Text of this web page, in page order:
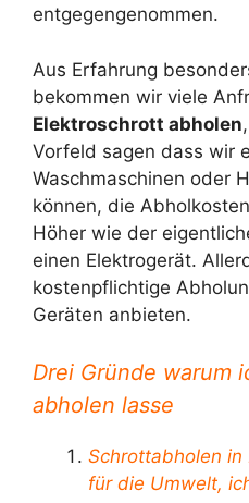
entgegengenommen.
Aus Erfahrung
bekommen wir viele
Elektroschrott abholen
Vorfeld sagen dass wir
Waschmaschinen oder
können, die
Höher wie der
einen Elektrogerät.
kostenpflichtige
Geräten anbieten.
Drei Gründe warum
abholen lasse
Schrottabholen
für die Umwelt,